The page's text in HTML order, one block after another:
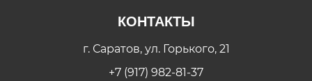
КОНТАКТЫ
г. Саратов, ул. Горького, 21
+7 (917) 982-81-37